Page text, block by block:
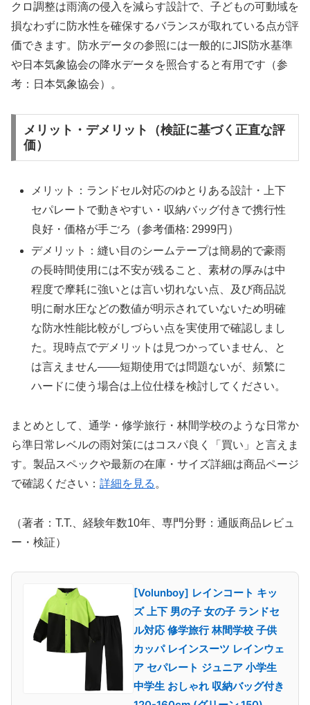
クロ調整は雨滴の侵入を減らす設計で、子どもの可動域を
損なわずに防水性を確保するバランスが取れている点が評
価できます。防水データの参照には一般的にJIS防水基準
や日本気象協会の降水データを照合すると有用です（参
考：日本気象協会）。
メリット・デメリット（検証に基づく正直な評
価）
メリット：ランドセル対応のゆとりある設計・上下
セパレートで動きやすい・収納バッグ付きで携行性
良好・価格が手ごろ（参考価格: 2999円）
デメリット：縫い目のシームテープは簡易的で豪雨
の長時間使用には不安が残ること、素材の厚みは中
程度で摩耗に強いとは言い切れない点、及び商品説
明に耐水圧などの数値が明示されていないため明確
な防水性能比較がしづらい点を実使用で確認しまし
た。現時点でデメリットは見つかっていません、と
は言えません——短期使用では問題ないが、頻繁に
ハードに使う場合は上位仕様を検討してください。
まとめとして、通学・修学旅行・林間学校のような日常か
ら準日常レベルの雨対策にはコスパ良く「買い」と言えま
す。製品スペックや最新の在庫・サイズ詳細は商品ページ
で確認ください： 詳細を見る 。
（著者：T.T.、経験年数10年、専門分野：通販商品レビュ
ー・検証）
[Volunboy] レインコート キッ
ズ 上下 男の子 女の子 ランドセ
ル対応 修学旅行 林間学校 子供
カッパ レインスーツ レインウェ
ア セパレート ジュニア 小学生
中学生 おしゃれ 収納バッグ付き